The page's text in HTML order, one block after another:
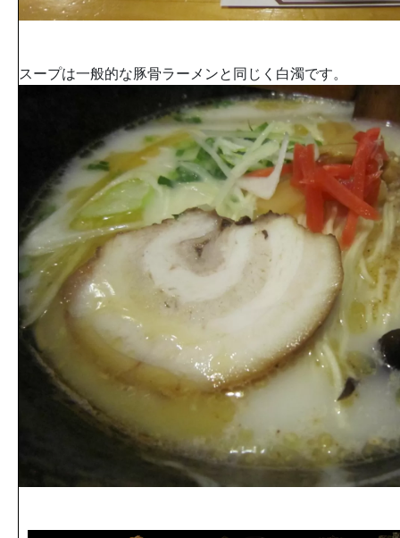
スープは一般的な豚骨ラーメンと同じく白濁です。